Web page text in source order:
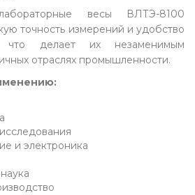
весы ВЛТЭ-8100
точность измерений и удобство
что делает их незаменимым
отраслях промышленности.
и электроника